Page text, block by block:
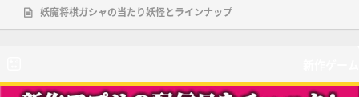
妖魔将棋ガシャの当たり妖怪とラインナップ